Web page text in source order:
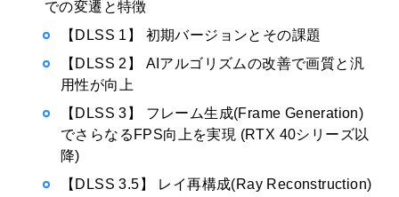
での変遷と特徴
【DLSS 1】 初期バージョンとその課題
【DLSS 2】 AIアルゴリズムの改善で画質と汎
用性が向上
【DLSS 3】 フレーム生成(Frame Generation)
でさらなるFPS向上を実現 (RTX 40シリーズ以
降)
【DLSS 3.5】 レイ再構成(Ray Reconstruction)